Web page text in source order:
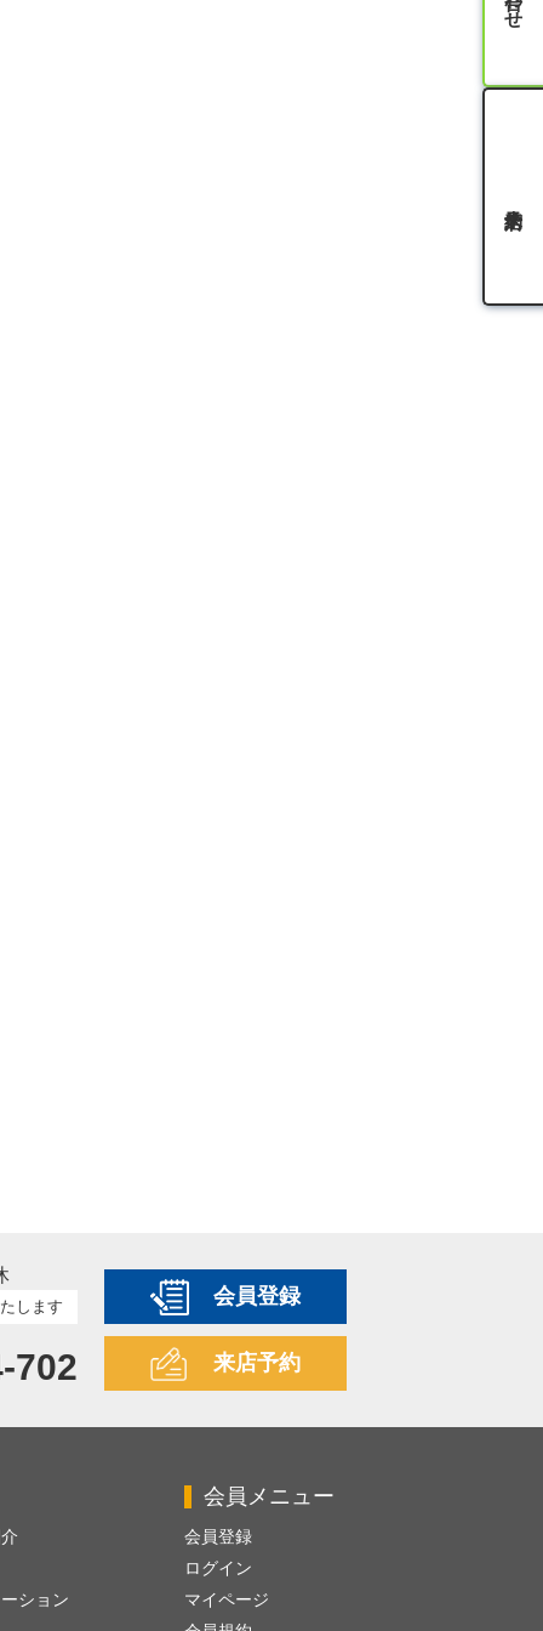
します
702
会員登録
来店予約
ション
会員メニュー
会員登録
ログイン
マイページ